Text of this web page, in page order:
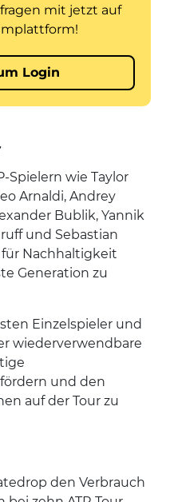
Spielern wie Taylor
Arnaldi, Andrey
Bublik, Yannik
und Sebastian
Nachhaltigkeit
Generation zu
Einzelspieler und
wiederverwendbare
und den
auf der Tour zu
den Verbrauch